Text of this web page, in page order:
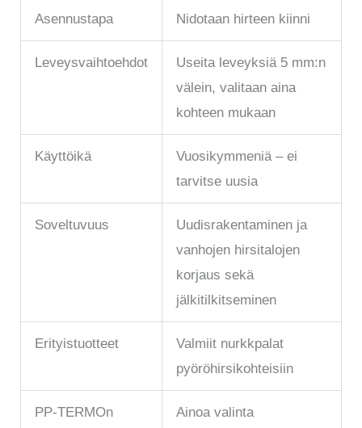
Asennustapa Nidotaan hirteen kiinni
Leveysvaihtoehdot
Useita leveyksiä 5 mm:n
välein, valitaan aina
kohteen mukaan
Käyttöikä
Vuosikymmeniä – ei
tarvitse uusia
Soveltuvuus
Uudisrakentaminen ja
vanhojen hirsitalojen
korjaus sekä
jälkitilkitseminen
Erityistuotteet
Valmiit nurkkpalat
pyöröhirsikohteisiin
PP-TERMOn
Ainoa valinta